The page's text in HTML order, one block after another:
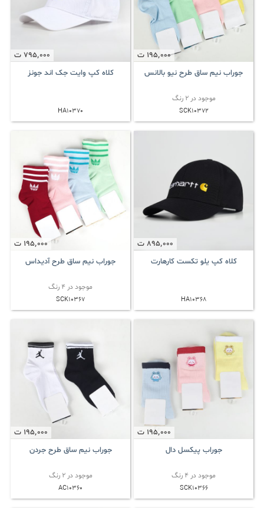
195٬000 ت
جوراب نیم ساق طرح نیو بالانس
موجود در 2 رنگ
SCK10372
795٬000 ت
کلاه کپ وایت جک اند جونز
HA10370
895٬000 ت
کلاه کپ یلو تکست کارهارت
HA10368
195٬000 ت
جوراب نیم ساق طرح آدیداس
موجود در 4 رنگ
SCK10367
195٬000 ت
جوراب پیکسل دال
موجود در 4 رنگ
SCK10366
195٬000 ت
جوراب نیم ساق طرح جردن
موجود در 2 رنگ
AC10360